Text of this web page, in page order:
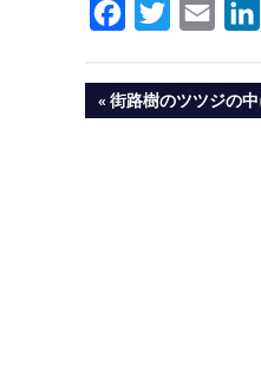
Facebook
Twitter Email
投PREVIOUS
街路樹のツツジの